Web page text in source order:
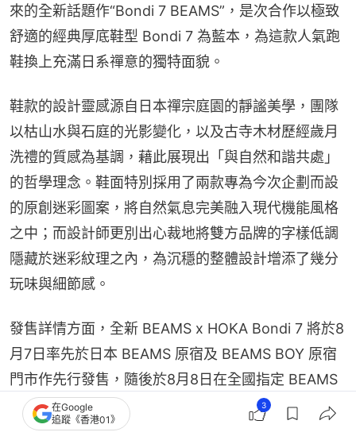
來的全新話題作“Bondi 7 BEAMS”，是次合作以極致
舒適的經典厚底鞋型 Bondi 7 為藍本，為這款人氣跑
鞋換上充滿日系禪意的獨特面貌。
鞋款的設計靈感源自日本禪宗庭園的靜謐美學，團隊
以枯山水與石庭的光影變化，以及古寺木材歷經歲月
洗禮的質感為基調，藉此展現出「與自然和諧共處」
的哲學理念。鞋面特別採用了兩款專為今次企劃而設
的原創迷彩圖案，將自然氣息完美融入現代機能風格
之中；而設計師更別出心裁地將雙方品牌的字樣低調
隱藏於迷彩紋理之內，為沉穩的整體設計增添了幾分
玩味與細節感。
發售詳情方面，全新 BEAMS x HOKA Bondi 7 將於8
月7日率先於日本 BEAMS 原宿及 BEAMS BOY 原宿
門市作先行發售，隨後於8月8日在全國指定 BEAMS
門市及官網上架，定價為27,500日圓（約1,377港
元）。鍾情日系山系美學及講究穿著舒適度的鞋迷，
在Google
追蹤《香港01》
3